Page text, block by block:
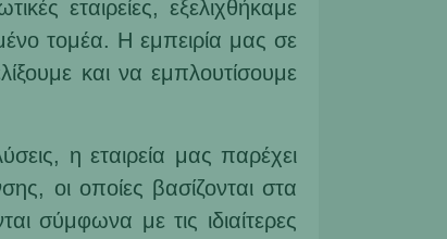
εταιρείες, εξελιχθήκαμε
τομέα. Η εμπειρία μας σε
και να εμπλουτίσουμε
η εταιρεία μας παρέχει
οι οποίες βασίζονται στα
σύμφωνα με τις ιδιαίτερες